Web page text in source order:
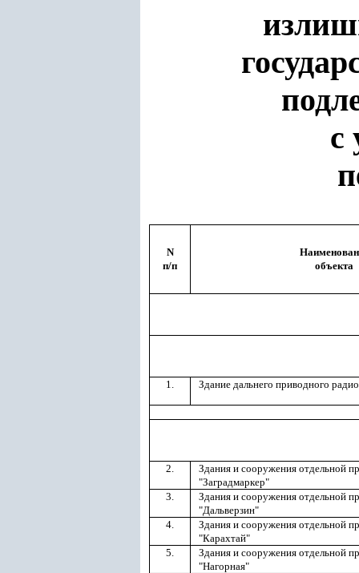
с
N
п/п
объекта
1. Здание дальнего приводного
2.
Здания и сооружения отдельной
"Заградмаркер"
3.
Здания и сооружения отдельной
"Дальверзин"
4.
Здания и сооружения отдельной
"Карахтай"
5.
Здания и сооружения отдельной
"Нагорная"